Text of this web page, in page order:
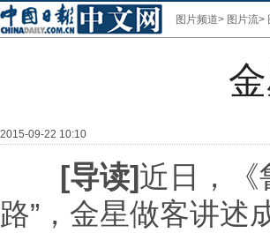
图片频道> 图片流>
2015-09-22 10:10
[导读]近日，《
路”，金星做客讲述